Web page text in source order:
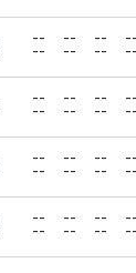
--
--
--
--
--
--
--
--
--
--
--
--
--
--
--
--
--
--
--
--
--
--
--
--
--
--
--
--
--
--
--
--